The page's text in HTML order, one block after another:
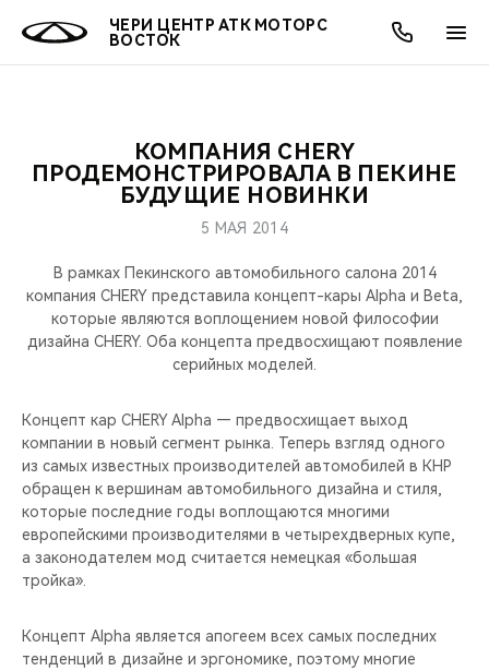
ЧЕРИ ЦЕНТР АТК МОТОРС
ВОСТОК
МОДЕЛИ
КРОССОВЕРЫ
СЕДАНЫ
НОВИНКИ
ПОКУПАТЕЛЯМ
КРЕДИТ И СТРАХОВАНИЕ
ВЛАДЕЛЬЦАМ
ЗАПЧАСТИ И АКСЕССУАРЫ
ПОДДЕРЖКА
МИР CHERY
О БРЕНДЕ
CHERY В СОЦСЕТЯХ
БЛАГОТВОРИТЕЛЬНОСТЬ
CHERY REMOTE
CHERY И СПОРТ
ВИДЕООБЗОРЫ
АКЦИИ
ОНЛАЙН СЕРВИСЫ
КРЕДИТ
О КОМПАНИИ
МЫ В СОЦСЕТЯХ
КОМПАНИЯ CHERY
ПРОДЕМОНСТРИРОВАЛА В ПЕКИНЕ
БУДУЩИЕ НОВИНКИ
5 МАЯ 2014
В рамках Пекинского автомобильного салона 2014
компания CHERY представила концепт-кары Alpha и Beta,
которые являются воплощением новой философии
дизайна CHERY. Оба концепта предвосхищают появление
серийных моделей.
Концепт кар CHERY Alpha — предвосхищает выход
компании в новый сегмент рынка. Теперь взгляд одного
из самых известных производителей автомобилей в КНР
обращен к вершинам автомобильного дизайна и стиля,
которые последние годы воплощаются многими
европейскими производителями в четырехдверных купе,
а законодателем мод считается немецкая «большая
тройка».
Концепт Alpha является апогеем всех самых последних
тенденций в дизайне и эргономике, поэтому многие